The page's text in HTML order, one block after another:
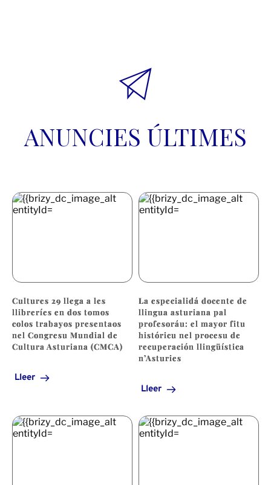
ANUNCIES ÚLTIMES
Cultures 29 llega a les
llibreríes en dos tomos
colos trabayos presentaos
nel Congresu Mundial de
Cultura Asturiana (CMCA)
Lleer
La especialidá docente de
llingua asturiana pal
profesoráu: el mayor fitu
históricu nel procesu de
recuperación llingüística
n’Asturies
Lleer